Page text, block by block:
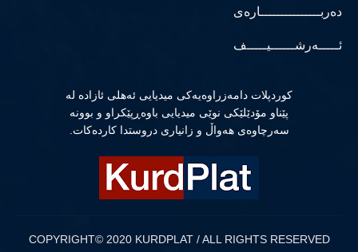
دەربـــــــــــــــارەی
ئـــــەرشــــــیـــــف
كوردپلات دامەزراوەیەكی میدیایی ئەهلی ئازادە لە
پێناو مۆدێلێكی نوێی میدیایی باوەڕپێكراو و بوونە
سەرچاوەی هەواڵ و زانیاری دروستدا كاردەكات.
COPYRIGHT© 2020 KURDPLAT / ALL RIGHTS RESERVED